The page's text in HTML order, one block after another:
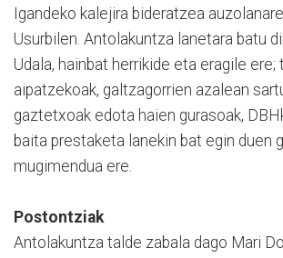
Igandeko kalejira bideratzea
Usurbilen. Antolakuntza lanetara batu
Udala, hainbat herrikide eta eragile ere;
aipatzekoak, galtzagorrien azalean
gaztetxoak edota haien gurasoak,
baita prestaketa lanekin bat egin duen
mugimendua ere.
Postontziak
Antolakuntza talde zabala dago Mari